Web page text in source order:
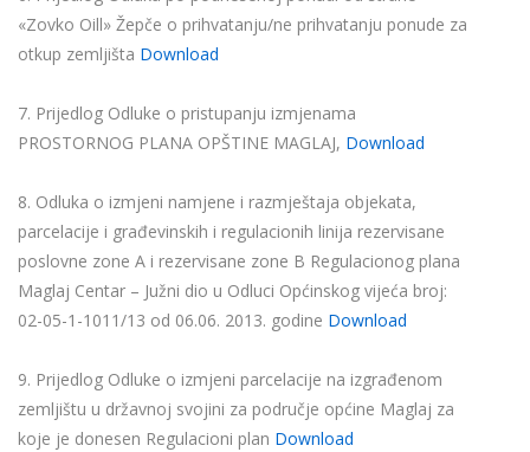
«Zovko Oill» Žepče o prihvatanju/ne prihvatanju ponude za
otkup zemljišta Download
7. Prijedlog Odluke o pristupanju izmjenama
PROSTORNOG PLANA OPŠTINE MAGLAJ, Download
8. Odluka o izmjeni namjene i razmještaja objekata,
parcelacije i građevinskih i regulacionih linija rezervisane
poslovne zone A i rezervisane zone B Regulacionog plana
Maglaj Centar – Južni dio u Odluci Općinskog vijeća broj:
02-05-1-1011/13 od 06.06. 2013. godine Download
9. Prijedlog Odluke o izmjeni parcelacije na izgrađenom
zemljištu u državnoj svojini za područje općine Maglaj za
koje je donesen Regulacioni plan Download